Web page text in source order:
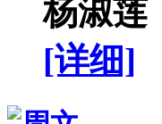
杨淑莲
[详细]